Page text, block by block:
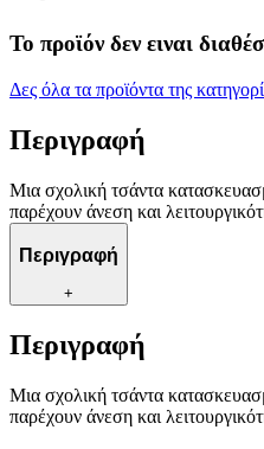
Το προϊόν δεν ειναι
Δες όλα τα προϊόντα της
Περιγραφή
Μια σχολική τσάντα
παρέχουν άνεση και
Περιγραφή
+
Περιγραφή
Μια σχολική τσάντα
παρέχουν άνεση και